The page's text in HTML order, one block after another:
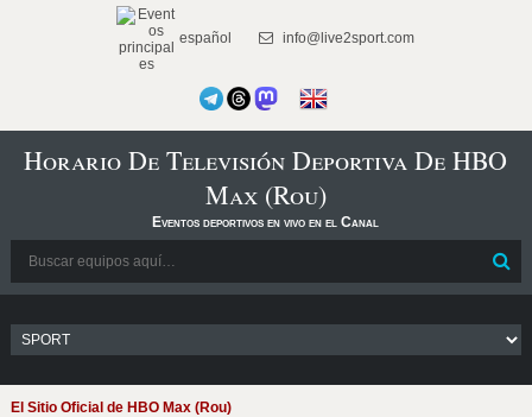
español info@live2sport.com
Horario De Televisión Deportiva De HBO
Max (Rou)
Eventos deportivos en vivo en el Canal
El Sitio Oficial de HBO Max (Rou)